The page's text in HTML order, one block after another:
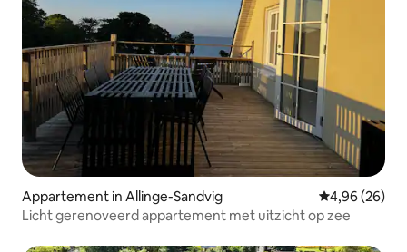
Appartement in Allinge-Sandvig Gemiddelde
4,96 (26)
Licht gerenoveerd appartement met uitzicht op zee